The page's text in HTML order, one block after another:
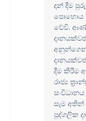
දන් දීම
පොහොය
වේවි.
අනුන්ගෙන්
දීම කිරීම
රාජ්‍ය
සැම
පුද්ගලික